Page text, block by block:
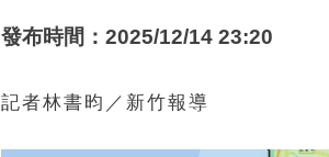
發布時間：2025/12/14 23:20
記者林書昀／新竹報導